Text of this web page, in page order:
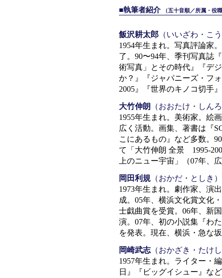
■執筆者紹介 （五十音順／所属・役
飯沢耕太郎 （いいざわ・こ
1954年生まれ。写真評論家
了。90〜94年、季刊写真誌
術写真」とその時代』『デ
か？』『ジャパニーズ・フ
2005』『世界のキノコ切手
大竹伸朗
（おおたけ・しん
1955年生まれ。美術家。絵
広く活動。画集、著書は『
こにあるもの』など多数。
て「大竹伸朗 全景 1995-
上のニュー宇宙」（07年、
岡田利規 （おかだ・としき）
1973年生まれ。劇作家、演
成。05年、横浜文化賞文化
士戯曲賞を受賞。06年、新
演。07年、初の小説集『わ
を発表。現在、横浜・急な
岡崎武志（おかざき・たけ
1957年生まれ。ライター・
日』『ビッグイシュー』な